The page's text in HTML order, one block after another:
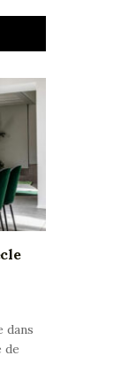
dans
de